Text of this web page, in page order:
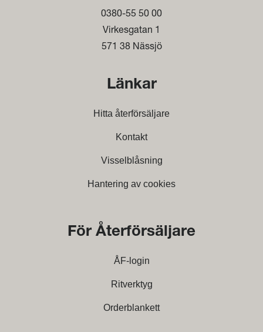
0380-55 50 00
Virkesgatan 1
571 38 Nässjö
Länkar
Hitta återförsäljare
Kontakt
Visselblåsning
Hantering av cookies
För Återförsäljare
ÅF-login
Ritverktyg
Orderblankett